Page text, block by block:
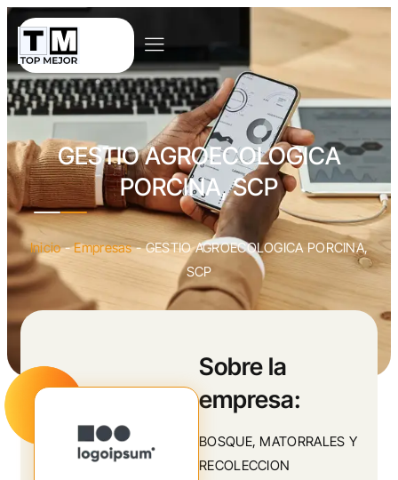
GESTIO AGROECOLOGICA
PORCINA, SCP
Inicio-Empresas-GESTIO AGROECOLOGICA PORCINA,
SCP
Sobre la
empresa:
BOSQUE, MATORRALES Y
RECOLECCION